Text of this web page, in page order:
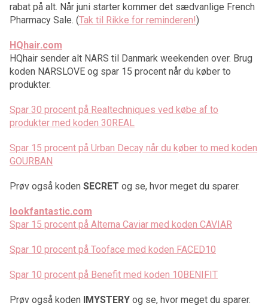
rabat på alt. Når juni starter kommer det sædvanlige French
Pharmacy Sale. (Tak til Rikke for reminderen!)
HQhair.com
HQhair sender alt NARS til Danmark weekenden over. Brug
koden NARSLOVE og spar 15 procent når du køber to
produkter.
Spar 30 procent på Realtechniques ved købe af to
produkter med koden 30REAL
Spar 15 procent på Urban Decay når du køber to med koden
GOURBAN
Prøv også koden SECRET og se, hvor meget du sparer.
lookfantastic.com
Spar 15 procent på Alterna Caviar med koden CAVIAR
Spar 10 procent på Tooface med koden FACED10
Spar 10 procent på Benefit med koden 10BENIFIT
Prøv også koden IMYSTERY og se, hvor meget du sparer.